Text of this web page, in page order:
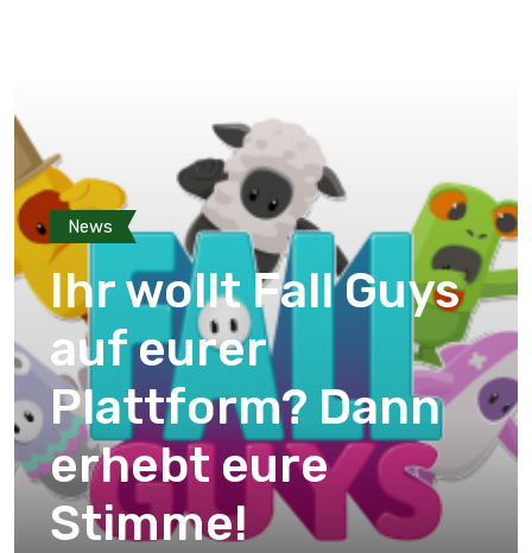
News
Ihr wollt Fall Guys
auf eurer
Plattform? Dann
erhebt eure
Stimme!